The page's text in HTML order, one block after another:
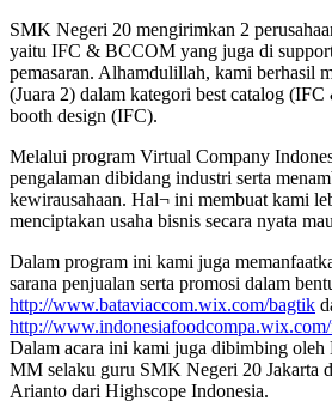
SMK Negeri 20 mengirimkan 2
yaitu IFC & BCCOM yang juga di
pemasaran. Alhamdulillah, kami berhasil
(Juara 2) dalam kategori best catalog
booth design (IFC).
Melalui program Virtual Company
pengalaman dibidang industri serta
kewirausahaan. Hal¬ ini membuat kami
menciptakan usaha bisnis secara nyata
Dalam program ini kami juga
sarana penjualan serta promosi dalam
http://www.bataviaccom.wix.com/bagtik
http://
Dalam acara ini kami juga dibimbing
MM selaku guru SMK Negeri 20 Jakarta
Arianto dari Highscope Indonesia.